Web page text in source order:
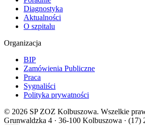
Diagnostyka
Aktualności
O szpitalu
Organizacja
BIP
Zamówienia Publiczne
Praca
Sygnaliści
Polityka prywatności
© 2026 SP ZOZ Kolbuszowa. Wszelkie
Grunwaldzka 4 · 36-100 Kolbuszowa · (17)